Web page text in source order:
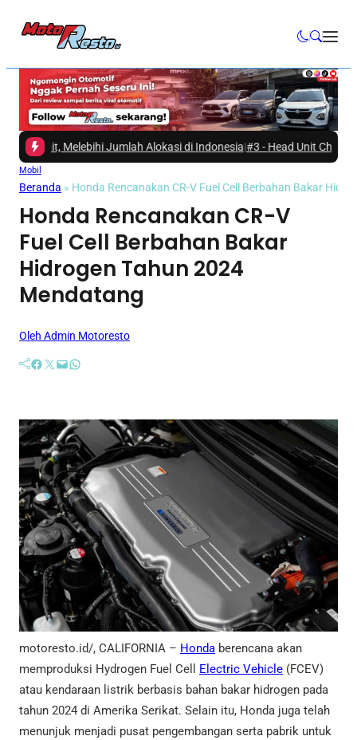
Melebihi Jumlah Alokasi di Indonesia|#3 -Head Unit Changan Nevo
Mobil
Beranda » Honda Rencanakan CR-V Fuel Cell Berbahan Bakar
Honda Rencanakan CR-V
Fuel Cell Berbahan Bakar
Hidrogen Tahun 2024
Mendatang
Oleh Admin Motoresto
Facebook Twitter Mail WhatsApp
motoresto.id/, CALIFORNIA – Honda berencana akan
memproduksi Hydrogen Fuel Cell
Electric Vehicle (FCEV)
atau kendaraan listrik berbasis bahan bakar hidrogen pada
tahun 2024 di Amerika Serikat. Selain itu, Honda juga telah
menunjuk menjadi pusat pengembangan serta pabrik untuk